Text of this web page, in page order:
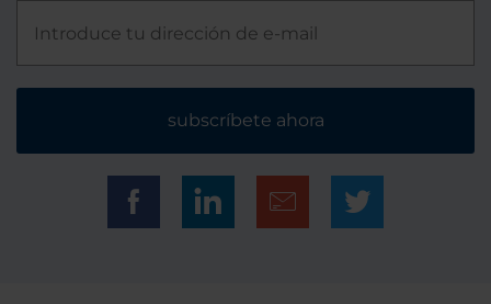
subscríbete ahora